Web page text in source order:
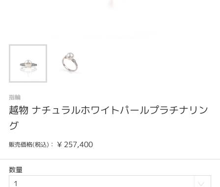
指輪
越物 ナチュラルホワイトパールプラチナリン
グ
販売価格(税込)： ¥ 257,400
数量